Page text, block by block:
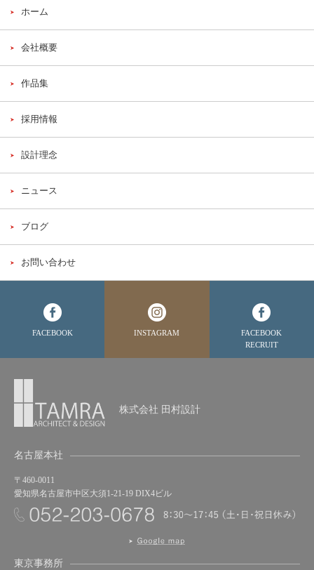
ホーム
会社概要
作品集
採用情報
設計理念
ニュース
ブログ
お問い合わせ
FACEBOOK INSTAGRAM
FACEBOOK
RECRUIT
株式会社 田村設計
名古屋本社
〒460-0011
愛知県名古屋市中区大須1-21-19 DIX4ビル
東京事務所